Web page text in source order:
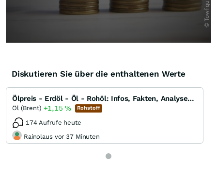
Diskutieren Sie über die enthaltenen Werte
Ölpreis - Erdöl - Öl - Rohöl: Infos, Fakten, Analysen, Charts und Ausblick
Öl (Brent) +1,15 % Rohstoff
174 Aufrufe heute
Rainolaus vor 37 Minuten